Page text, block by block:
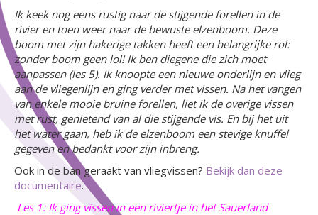
Ik keek nog eens rustig naar de stijgende forellen in de
rivier en toen weer naar de bewuste elzenboom. Deze
boom met zijn hakerige takken heeft een belangrijke rol:
zonder boom geen lol! Ik ben diegene die zich moet
aanpassen (les 5). Ik knoopte een nieuwe onderlijn en vlieg
aan de vliegenlijn en ging verder met vissen. Na het vangen
van enkele mooie bruine forellen, liet ik de overige vissen
met rust, genietend van al die stijgende vis. En bij het uit
het water gaan, heb ik de elzenboom een stevige knuffel
gegeven en bedankt voor zijn inbreng.
Ook in de ban geraakt van vliegvissen? Bekijk dan deze
documentaire.
Les 1: Ik ging vissen in een riviertje in het Sauerland